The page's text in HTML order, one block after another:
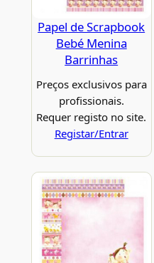
Papel de Scrapbook
Bebé Menina
Barrinhas
Preços exclusivos para
profissionais.
Requer registo no site.
Registar/Entrar